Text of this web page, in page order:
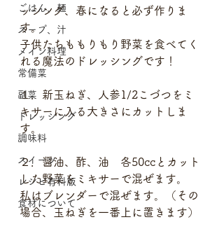
ごはん、麺
スープ、汁
メイン料理
常備菜
副菜
ドレッシング
調味料
スイーツ
レシピ有料版
食材について
ッシング、春になると必ず作りま
す。
子供たちももりもり野菜を食べてく
れる魔法のドレッシングです！
１．新玉ねぎ、人参1/2こづつをミ
キサーに入る大きさにカットしま
す。
２．醤油、酢、油　各50ccとカット
した野菜をミキサーで混ぜます。
私はブレンダーで混ぜます。（その
場合、玉ねぎを一番上に置きます）